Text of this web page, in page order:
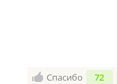
Спасибо 72